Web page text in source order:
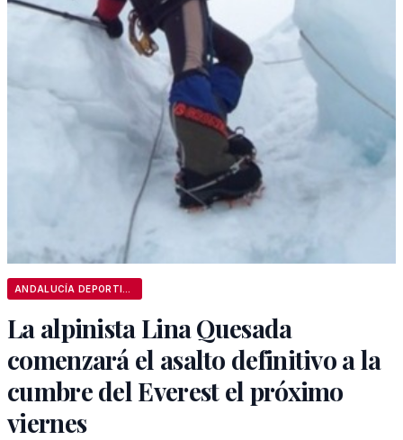
La alpinista Lina Quesada
comenzará el asalto definitivo a la
cumbre del Everest el próximo
viernes